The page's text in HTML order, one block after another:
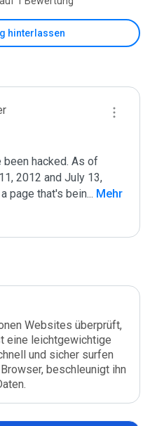
hinterlassen
hacked. As of
2012 and July 13,
page that's bein... Mehr
Websites überprüft,
eine leichtgewichtige
und sicher surfen
beschleunigt ihn